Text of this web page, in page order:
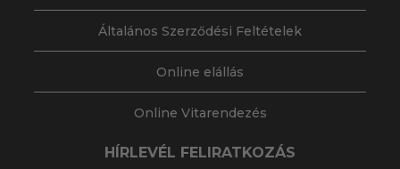
Általános Szerződési Feltételek
Online elállás
Online Vitarendezés
HÍRLEVÉL FELIRATKOZÁS